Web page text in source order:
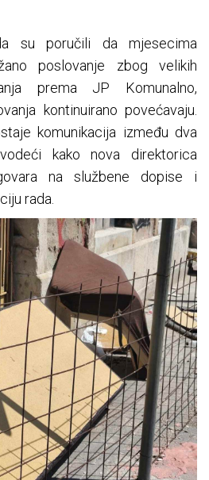
su poručili da mjesecima
poslovanje zbog velikih
prema JP Komunalno,
kontinuirano povećavaju.
komunikacija između dva
kako nova direktorica
na službene dopise i
rada.